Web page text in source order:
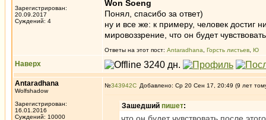
Зарегистрирован:
20.09.2017
Суждений: 4
Won Soeng
Понял, спасибо за ответ)
ну и все же: к примеру, человек достиг
мировоззрение, что он будет
Ответы на этот пост: Antaradhana Горсть листьев Ю
Наверх
Antaradhana
Wolfshadow
Зарегистрирован:
16.01.2016
Суждений: 10000
№343942 Добавлено: Ср 20 Сен 17, 20:49 (9 лет
Зашедший пишет: